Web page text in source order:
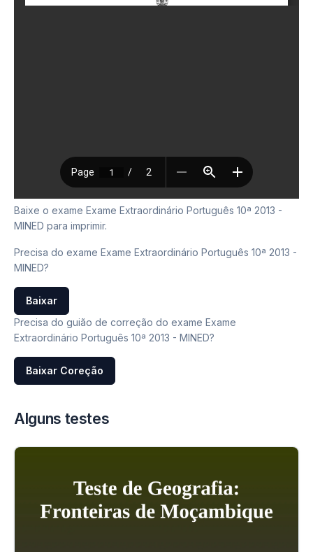
Baixe o exame Exame Extraordinário Português 10ª 2013 -
MINED para imprimir.
Precisa do exame Exame Extraordinário Português 10ª 2013 -
MINED?
Baixar
Precisa do guião de correção do exame Exame
Extraordinário Português 10ª 2013 - MINED?
Baixar Coreção
Alguns testes